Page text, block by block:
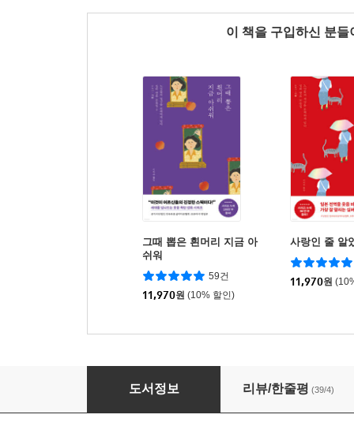
이 책을 구입하신 분
그때 뽑은 흰머리 지금 아
쉬워
59건
11,970원 (10% 할인)
사랑인 줄 알
11,970원
일본 센류 걸작선
도서정보 리뷰/한줄평 (39/4)